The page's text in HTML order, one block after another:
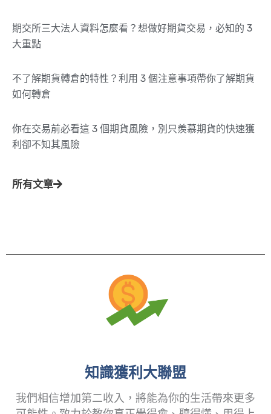
期交所三大法人資料怎麼看？想做好期貨交易，必知的 3
大重點
不了解期貨轉倉的特性？利用 3 個注意事項帶你了解期貨
如何轉倉
你在交易前必看這 3 個期貨風險，別只羨慕期貨的快速獲
利卻不知其風險
所有文章
知識獲利大聯盟
我們相信增加第二收入，將能為你的生活帶來更多